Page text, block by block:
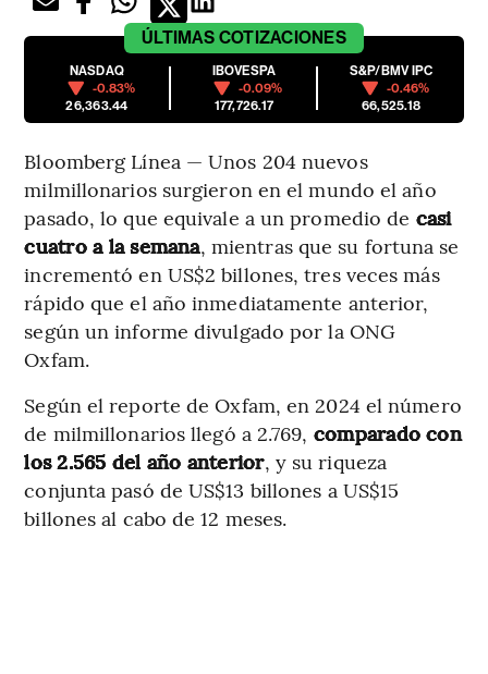
ÚLTIMAS COTIZACIONES
NASDAQ
-0.83%
26,363.44
IBOVESPA
-0.09%
177,726.17
S&P/BMV IPC
-0.46%
66,525.18
Bloomberg Línea — Unos 204 nuevos
milmillonarios surgieron en el mundo el año
pasado, lo que equivale a un promedio de casi
cuatro a la semana, mientras que su fortuna se
incrementó en US$2 billones, tres veces más
rápido que el año inmediatamente anterior,
según un informe divulgado por la ONG
Oxfam.
Según el reporte de Oxfam, en 2024 el número
de milmillonarios llegó a 2.769, comparado con
los 2.565 del año anterior, y su riqueza
conjunta pasó de US$13 billones a US$15
billones al cabo de 12 meses.